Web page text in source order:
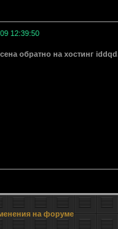
12:39:50
обратно на хостинг
на форуме